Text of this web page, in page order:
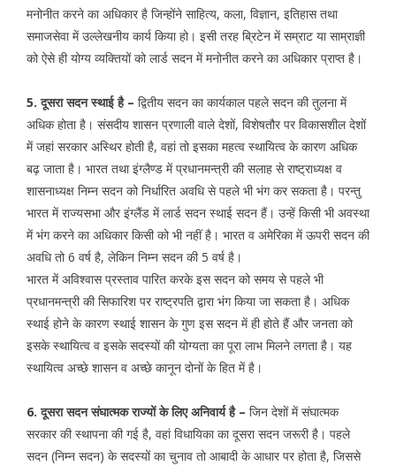
मनोनीत करने का अधिकार है जिन्होंने साहित्य, कला, विज्ञान, इतिहास तथा
समाजसेवा में उल्लेखनीय कार्य किया हो। इसी तरह ब्रिटेन में सम्राट या साम्राज्ञी
को ऐसे ही योग्य व्यक्तियों को लार्ड सदन में मनोनीत करने का अधिकार प्राप्त है।
5. दूसरा सदन स्थाई है – द्वितीय सदन का कार्यकाल पहले सदन की तुलना में
अधिक होता है। संसदीय शासन प्रणाली वाले देशों, विशेषतौर पर विकासशील देशों
में जहां सरकार अस्थिर होती है, वहां तो इसका महत्व स्थायित्व के कारण अधिक
बढ़ जाता है। भारत तथा इंग्लैण्ड में प्रधानमन्त्री की सलाह से राष्ट्राध्यक्ष व
शासनाध्यक्ष निम्न सदन को निर्धारित अवधि से पहले भी भंग कर सकता है। परन्तु
भारत में राज्यसभा और इंग्लैंड में लार्ड सदन स्थाई सदन हैं। उन्हें किसी भी अवस्था
में भंग करने का अधिकार किसी को भी नहीं है। भारत व अमेरिका में ऊपरी सदन की
अवधि तो 6 वर्ष है, लेकिन निम्न सदन की 5 वर्ष है।
भारत में अविश्वास प्रस्ताव पारित करके इस सदन को समय से पहले भी
प्रधानमन्त्री की सिफारिश पर राष्ट्रपति द्वारा भंग किया जा सकता है। अधिक
स्थाई होने के कारण स्थाई शासन के गुण इस सदन में ही होते हैं और जनता को
इसके स्थायित्व व इसके सदस्यों की योग्यता का पूरा लाभ मिलने लगता है। यह
स्थायित्व अच्छे शासन व अच्छे कानून दोनों के हित में है।
6. दूसरा सदन संघात्मक राज्यों के लिए अनिवार्य है – जिन देशों में संघात्मक
सरकार की स्थापना की गई है, वहां विधायिका का दूसरा सदन जरूरी है। पहले
सदन (निम्न सदन) के सदस्यों का चुनाव तो आबादी के आधार पर होता है, जिससे